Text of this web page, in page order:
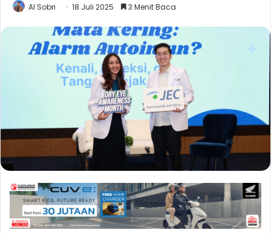
Al Sobri 18 Juli 2025 3 Menit Baca